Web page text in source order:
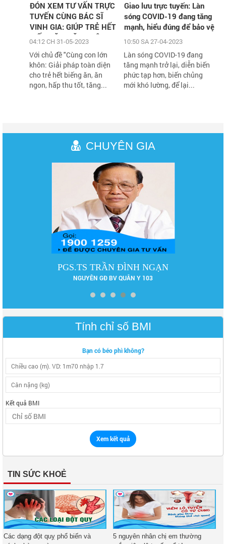
ĐÓN XEM TƯ VẤN TRỰC
TUYẾN CÙNG BÁC SĨ
VINH GIA: GIÚP TRẺ HẾT
BIẾNG ĂN, TĂNG CÂN,
HÀNG NGÀN QUÀ TẶNG
H
04:12 CH 31-05-2023
Với chủ đề "Cùng con lớn
khôn: Giải pháp toàn diện
cho trẻ hết biếng ăn, ăn
ngon, hấp thu tốt, tăng...
Giao lưu trực tuyến: Làn
sóng COVID-19 đang tăng
mạnh, hiểu đúng để bảo vệ
sức khỏe an toàn
10:50 SA 27-04-2023
Làn sóng COVID-19 đang
tăng mạnh trở lại, diễn biến
phức tạp hơn, biến chủng
mới khó lường, để lại...
CHUYÊN GIA
PGS.TS TRẦN ĐÌNH NGẠN
NGUYÊN GĐ BV QUÂN Y 103
Tính chỉ số BMI
Bạn có béo phì không?
Kết quả BMI
Xem kết quả
TIN SỨC KHOẺ
Các dạng đột quỵ phổ biến và
5 nguyên nhân chị em thường